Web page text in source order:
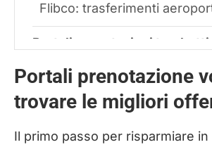
Flibco: trasferimenti
Portali prenotazioni traghetti:
Direct Ferries
Portali prenotazione
trovare le migliori
Il primo passo per risparmiare in